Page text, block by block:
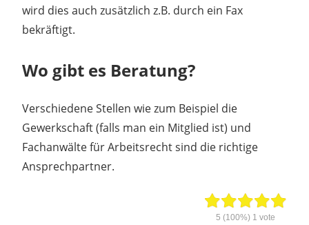
wird dies auch zusätzlich z.B. durch ein Fax
bekräftigt.
Wo gibt es Beratung?
Verschiedene Stellen wie zum Beispiel die
Gewerkschaft (falls man ein Mitglied ist) und
Fachanwälte für Arbeitsrecht sind die richtige
Ansprechpartner.
5 (100%) 1 vote